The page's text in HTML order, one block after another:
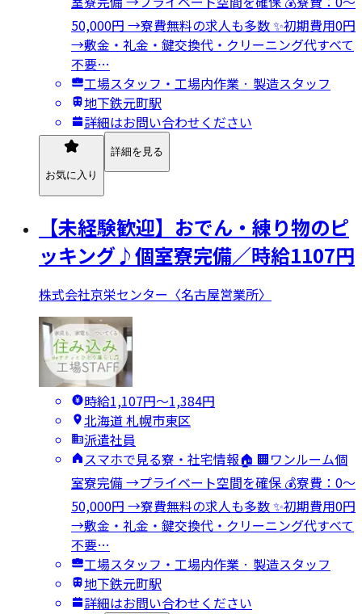
50,000円 →寮費無料の求人も多数 ✨初期費用0円
→敷金・礼金・鍵交換代・クリーニング代すべて
不要…
工場スタッフ・工場内作業 · 製造スタッフ
地下鉄元町駅
詳細はお問い合わせください
お気に入り
詳細を見る
【未経験歓迎】おでん・練り物のピ
ッキング♪個室寮完備／時給1107円
株式会社京栄センター〈名古屋営業所〉
時給1,107円〜1,384円
北海道 札幌市東区
派遣社員
スマホで見る寮・社宅情報🏠 🏢ワンルーム個
室寮完備 →プライベート空間を確保 💰寮費：0～
50,000円 →寮費無料の求人も多数 ✨初期費用0円
→敷金・礼金・鍵交換代・クリーニング代すべて
不要…
工場スタッフ・工場内作業 · 製造スタッフ
地下鉄元町駅
詳細はお問い合わせください